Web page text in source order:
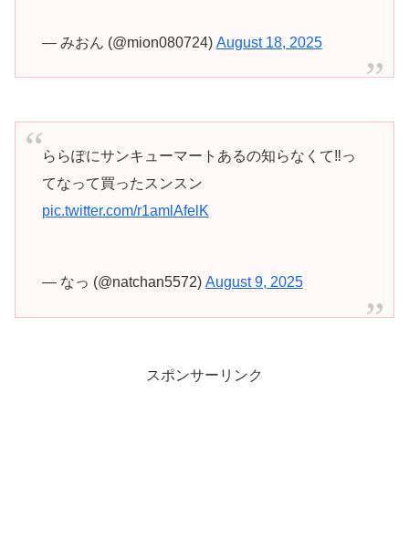
— みおん (@mion080724) August 18, 2025
ららぽにサンキューマートあるの知らなくて‼️っ
てなって買ったスンスン
pic.twitter.com/r1amlAfelK
— なっ (@natchan5572) August 9, 2025
スポンサーリンク